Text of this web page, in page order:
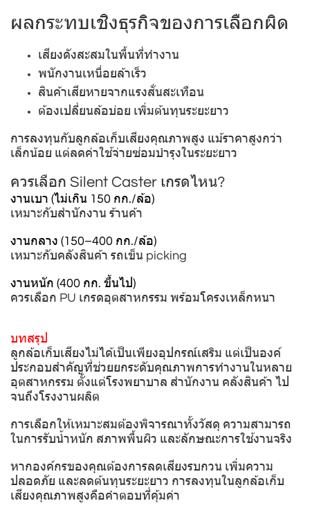
ผลกระทบเชิงธุรกิจของการเลือกผิด
เสียงดังสะสมในพื้นที่ทำงาน
พนักงานเหนื่อยล้าเร็ว
สินค้าเสียหายจากแรงสั่นสะเทือน
ต้องเปลี่ยนล้อบ่อย เพิ่มต้นทุนระยะยาว
การลงทุนกับลูกล้อเก็บเสียงคุณภาพสูง แม้ราคาสูงกว่า
เล็กน้อย แต่ลดค่าใช้จ่ายซ่อมบำรุงในระยะยาว
ควรเลือก Silent Caster เกรดไหน?
งานเบา (ไม่เกิน 150 กก./ล้อ)
เหมาะกับสำนักงาน ร้านค้า
งานกลาง (150–400 กก./ล้อ)
เหมาะกับคลังสินค้า รถเข็น picking
งานหนัก (400 กก. ขึ้นไป)
ควรเลือก PU เกรดอุตสาหกรรม พร้อมโครงเหล็กหนา
บทสรุป
ลูกล้อเก็บเสียงไม่ได้เป็นเพียงอุปกรณ์เสริม แต่เป็นองค์
ประกอบสำคัญที่ช่วยยกระดับคุณภาพการทำงานในหลาย
อุตสาหกรรม ตั้งแต่โรงพยาบาล สำนักงาน คลังสินค้า ไป
จนถึงโรงงานผลิต
การเลือกให้เหมาะสมต้องพิจารณาทั้งวัสดุ ความสามารถ
ในการรับน้ำหนัก สภาพพื้นผิว และลักษณะการใช้งานจริง
หากองค์กรของคุณต้องการลดเสียงรบกวน เพิ่มความ
ปลอดภัย และลดต้นทุนระยะยาว การลงทุนในลูกล้อเก็บ
เสียงคุณภาพสูงคือคำตอบที่คุ้มค่า